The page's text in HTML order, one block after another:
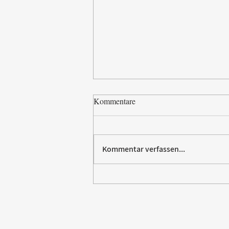
Paw Patrol erobert die
Kommentare
Kommentar verfassen...